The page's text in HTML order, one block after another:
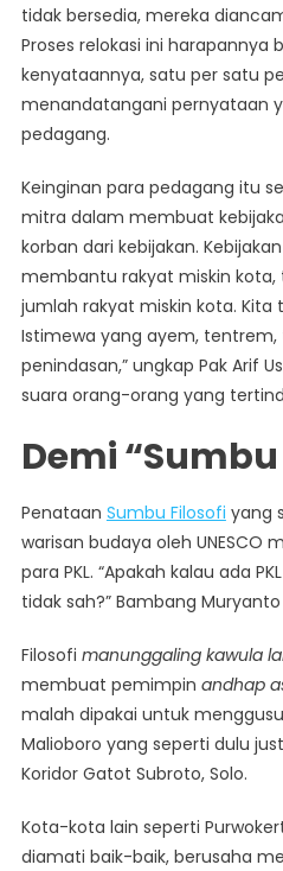
tidak bersedia, mereka
Proses relokasi ini harapannya
kenyataannya, satu per satu
menandatangani pernyataan
pedagang.
Keinginan para pedagang itu
mitra dalam membuat
korban dari kebijakan.
membantu rakyat miskin
jumlah rakyat miskin kota. Kita
Istimewa yang ayem, tentrem,
penindasan,” ungkap Pak Arif
suara orang-orang yang
Demi
Penataan Sumbu Filosofi yang
warisan budaya oleh UNESCO
para PKL. “Apakah kalau ada
tidak sah?” Bambang
Filosofi manunggaling kawula
membuat pemimpin andhap
malah dipakai untuk
Malioboro yang seperti dulu
Koridor Gatot Subroto, Solo.
Kota-kota lain seperti
diamati baik-baik, berusaha